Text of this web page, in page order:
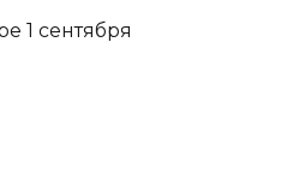
1 сентября